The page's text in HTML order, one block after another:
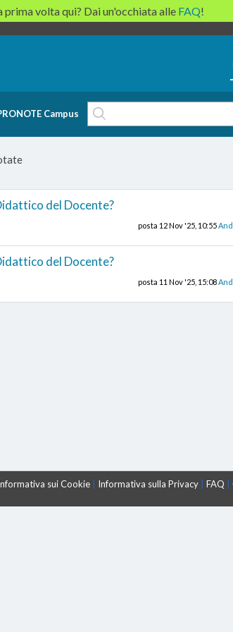
Campus
del Docente?
posta 12 Nov '25, 10:55
del Docente?
posta 11 Nov '25, 15:08
sui Cookie Informativa sulla Privacy FAQ
prima volta qui? Dai un'occhiata alle FAQ!